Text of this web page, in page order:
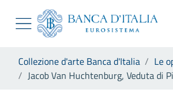
Skip to Main Content
Vai al sito istituzionale
Vai al menu di navigazione
Vai alla ricerca
Vai al footer
Collezione d'arte Banca d'Italia
Le
Jacob Van Huchtenburg, Veduta di